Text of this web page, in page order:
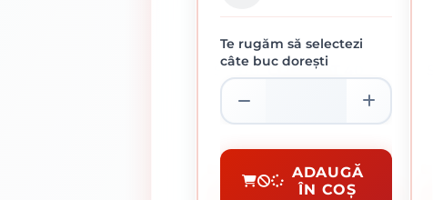
SPRAY COLORAT 400 ML
Te rugăm să selectezi
câte buc dorești
ADAUGĂ
ÎN COȘ